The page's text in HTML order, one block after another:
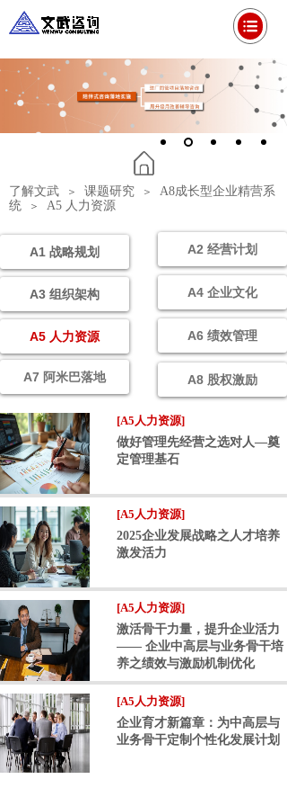
了解文武 ＞ 课题研究 ＞
A8成长型企业精营系
统
＞ A5 人力资源
A2 经营计划
A1 战略规划
A4 企业文化
A3 组织架构
A6 绩效管理
A5 人力资源
A7 阿米巴落地 A8 股权激励
[A5人力资源]
做好管理先经营之选对人—奠
定管理基石
[A5人力资源]
2025企业发展战略之人才培养
激发活力
[A5人力资源]
激活骨干力量，提升企业活力
—— 企业中高层与业务骨干培
养之绩效与激励机制优化
[A5人力资源]
企业育才新篇章：为中高层与
业务骨干定制个性化发展计划